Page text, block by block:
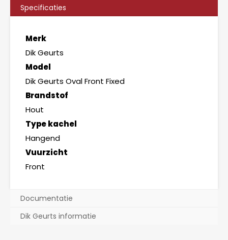
Specificaties
Merk
Dik Geurts
Model
Dik Geurts Oval Front Fixed
Brandstof
Hout
Type kachel
Hangend
Vuurzicht
Front
Documentatie
Dik Geurts informatie